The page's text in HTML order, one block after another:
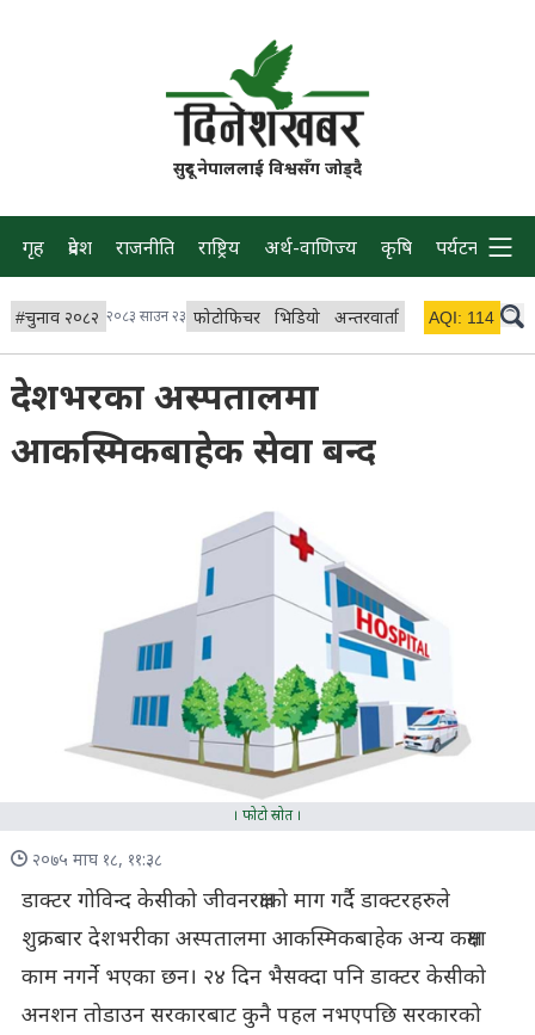
सुदूर नेपाललाई विश्वसँग जोड्दै
गृह प्रदेश राजनीति राष्ट्रिय अर्थ-वाणिज्य कृषि पर्यटन प्रवास
#चुनाव २०८२ २०८३ साउन २३ फोटोफिचर भिडियो अन्तरवार्ता विचार/ब्लग
AQI: 114
देशभरका अस्पतालमा
आकस्मिकबाहेक सेवा बन्द
। फोटो स्रोत ।
२०७५ माघ १८, ११:३८
डाक्टर गोविन्द केसीको जीवनरक्षाको माग गर्दै डाक्टरहरुले
शुक्रबार देशभरीका अस्पतालमा आकस्मिकबाहेक अन्य कक्षमा
काम नगर्ने भएका छन। २४ दिन भैसक्दा पनि डाक्टर केसीको
अनशन तोडाउन सरकारबाट कुनै पहल नभएपछि सरकारको